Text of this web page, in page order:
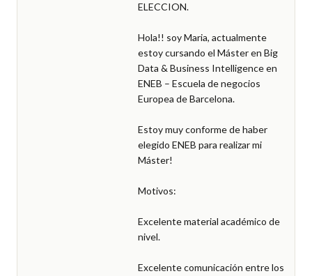
ELECCION.
Hola!! soy Maria, actualmente
estoy cursando el Máster en Big
Data & Business Intelligence en
ENEB – Escuela de negocios
Europea de Barcelona.
Estoy muy conforme de haber
elegido ENEB para realizar mi
Máster!
Motivos:
Excelente material académico de
nivel.
Excelente comunicación entre los